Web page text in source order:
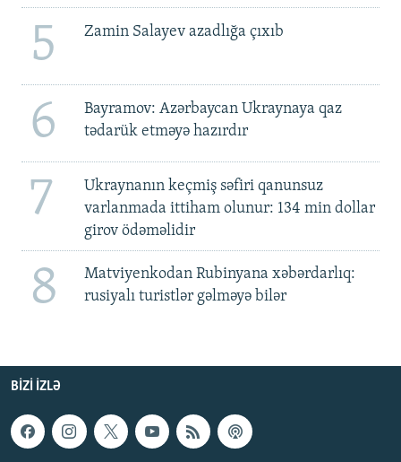
5 Zamin Salayev azadlığa çıxıb
6
Bayramov: Azərbaycan Ukraynaya qaz
tədarük etməyə hazırdır
7
Ukraynanın keçmiş səfiri qanunsuz
varlanmada ittiham olunur: 134 min dollar
girov ödəməlidir
8
Matviyenkodan Rubinyana xəbərdarlıq:
rusiyalı turistlər gəlməyə bilər
BIZI IZLƏ